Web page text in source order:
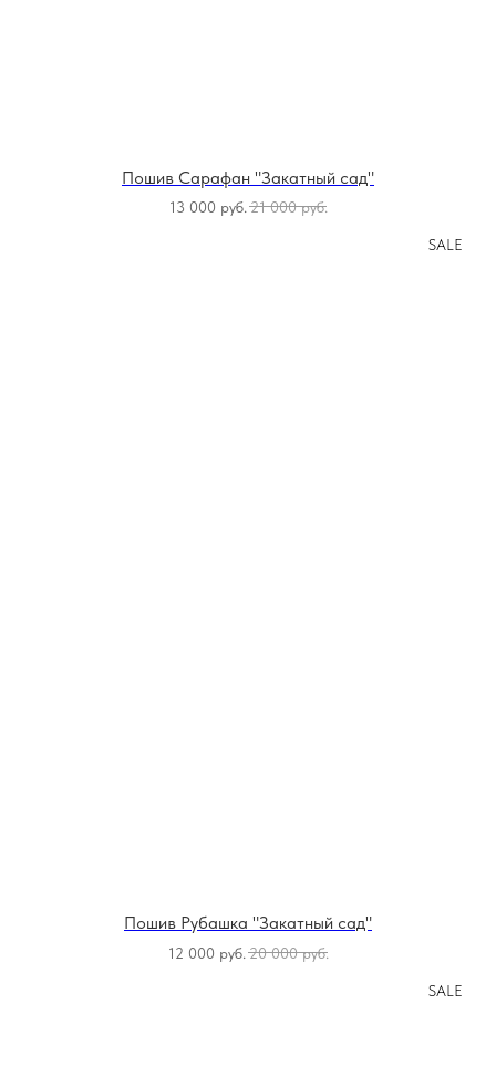
Пошив Сарафан "Закатный сад"
13 000 руб.21 000 руб.
SALE
Пошив Рубашка "Закатный сад"
12 000 руб. 20 000 руб.
SALE